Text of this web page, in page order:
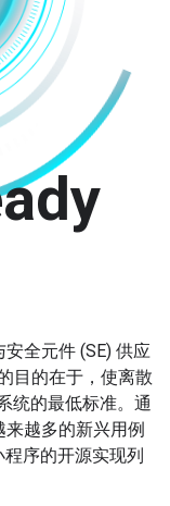
安全元件 (SE) 供应
目的在于，使离散
统的最低标准。通
来越多的新兴用例
序的开源实现列